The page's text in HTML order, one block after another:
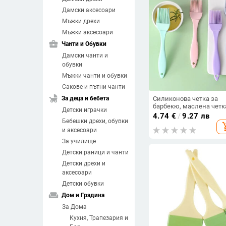
Дамски аксесоари
Мъжки дрехи
Мъжки аксесоари
business_center Чанти и Обувки
Дамски чанти и
обувки
Мъжки чанти и обувки
Сакове и пътни чанти
child_friendly За деца и бебета
Детски играчки
Бебешки дрехи, обувки
и аксесоари
За училище
Детски раници и чанти
Детски дрехи и
аксесоари
Детски обувки
weekend Дом и Градина
За Дома
Кухня, Трапезария и
Силиконова четка за
барбекю, маслена
за готвене и печене,
кухненски
дома, 1 комплект
4.74 € /9.27 лв